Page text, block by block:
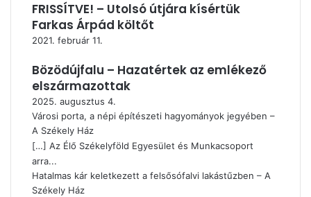
FRISSÍTVE! – Utolsó útjára kísértük
Farkas Árpád költőt
2021. február 11.
Bözödújfalu – Hazatértek az emlékező
elszármazottak
2025. augusztus 4.
Városi porta, a népi építészeti hagyományok jegyében –
A Székely Ház
[…] Az Élő Székelyföld Egyesület és Munkacsoport
arra...
Hatalmas kár keletkezett a felsősófalvi lakástűzben – A
Székely Ház